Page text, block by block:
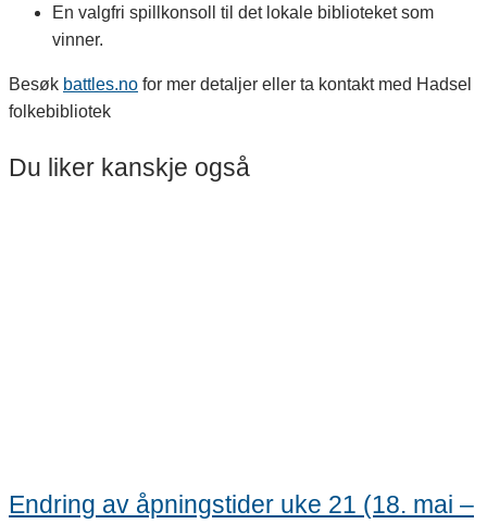
En valgfri spillkonsoll til det lokale biblioteket som
vinner.
Besøk battles.no for mer detaljer eller ta kontakt med Hadsel
folkebibliotek
Du liker kanskje også
Endring av åpningstider uke 21 (18. mai –